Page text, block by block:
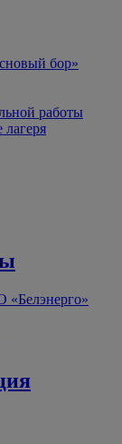
бор»
работы
лагеря